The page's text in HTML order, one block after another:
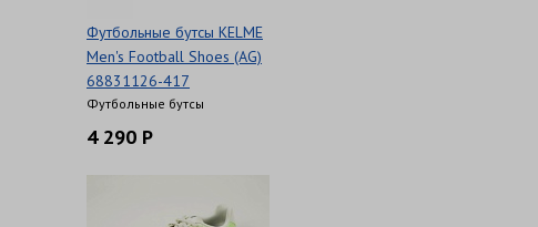
Футбольные бутсы KELME
Men's Football Shoes (AG)
68831126-417
Футбольные бутсы
4 290 Р